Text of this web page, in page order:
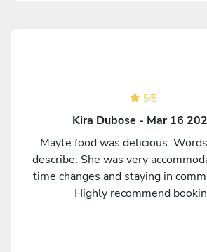
5/5
Kira Dubose - Mar 16
Mayte food was delicious.
describe. She was very
time changes and staying in
Highly recommend